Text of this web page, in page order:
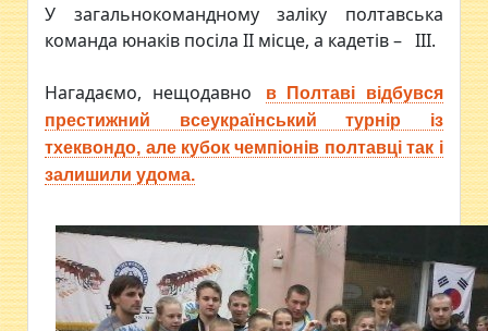
У загальнокомандному заліку полтавська
команда юнаків посіла ІІ місце, а кадетів – ІІІ.
Нагадаємо, нещодавно
в Полтаві відбувся
престижний всеукраїнський турнір із
тхеквондо, але кубок чемпіонів полтавці так і
залишили удома.